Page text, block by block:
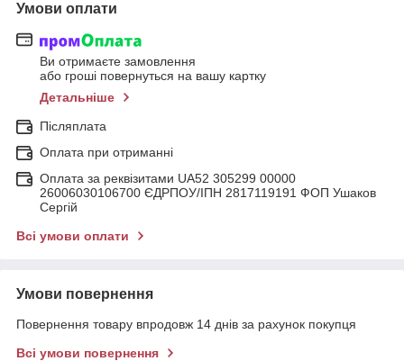
Умови оплати
Ви отримаєте замовлення
або гроші повернуться на вашу картку
Детальніше
Післяплата
Оплата при отриманні
Оплата за реквізитами UA52 305299 00000
26006030106700 ЄДРПОУ/ІПН 2817119191 ФОП Ушаков
Сергій
Всі умови оплати
Умови повернення
Повернення товару впродовж 14 днів за рахунок покупця
Всі умови повернення